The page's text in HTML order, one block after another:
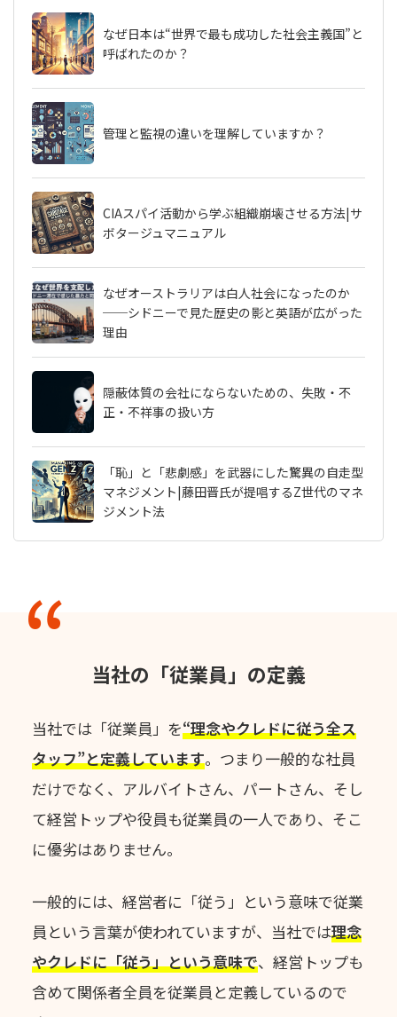
なぜ日本は“世界で最も成功した社会主義国”と
呼ばれたのか？
管理と監視の違いを理解していますか？
CIAスパイ活動から学ぶ組織崩壊させる方法|サ
ボタージュマニュアル
なぜオーストラリアは白人社会になったのか
──シドニーで見た歴史の影と英語が広がった
理由
隠蔽体質の会社にならないための、失敗・不
正・不祥事の扱い方
「恥」と「悲劇感」を武器にした驚異の自走型
マネジメント|藤田晋氏が提唱するZ世代のマネ
ジメント法
当社の「従業員」の定義
当社では「従業員」を“理念やクレドに従う全ス
タッフ”と定義しています。 つまり一般的な社員
だけでなく、アルバイトさん、パートさん、 そし
て経営トップや役員も従業員の一人であり、そこ
に優劣はありません。
一般的には、経営者に「従う」という意味で従業
員という言葉が使われていますが、 当社では理念
やクレドに「従う」という意味で、 経営トップも
含めて関係者全員を従業員と定義しているので